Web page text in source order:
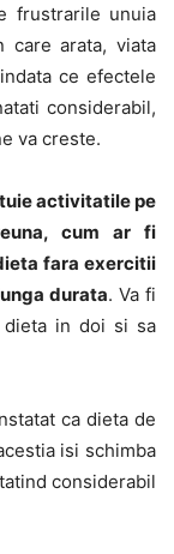
frustrarile unuia
arata, viata
ce efectele
considerabil,
va creste.
activitatile pe
cum ar fi
fara exercitii
durata. Va fi
dieta in doi si sa
ca dieta de
isi schimba
considerabil